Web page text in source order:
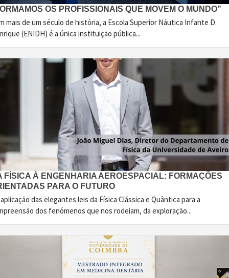
OS PROFISSIONAIS QUE MOVEM O MUNDO”
mais de um século de história, a Escola Superior Náutica Infante D.
(ENIDH) é a única instituição pública...
FÍSICA À ENGENHARIA AEROESPACIAL: FORMAÇÕES
PARA O FUTURO
das elegantes leis da Física Clássica e Quântica para a
dos fenómenos que nos rodeiam, da exploração...